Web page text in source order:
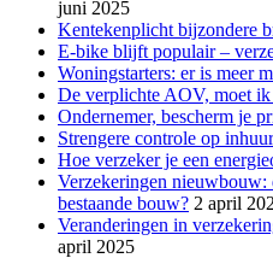
juni 2025
Kentekenplicht bijzondere
E-bike blijft populair –
Woningstarters: er is meer
De verplichte AOV, moet ik
Ondernemer, bescherm je
Strengere controle op
Hoe verzeker je een
Verzekeringen nieuwbouw:
bestaande bouw? 2 april
Veranderingen in
april 2025